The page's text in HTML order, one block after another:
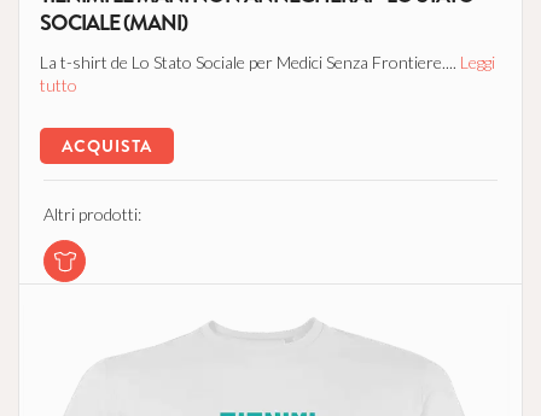
SOCIALE (MANI)
La t-shirt de Lo Stato Sociale per Medici Senza Frontiere.... Leggi
tutto
ACQUISTA
Altri prodotti: